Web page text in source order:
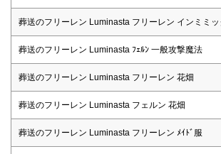
葬送のフリーレン Luminasta フリーレン インミミッ
葬送のフリーレン Luminasta ﾌｪﾙﾝ 一般攻撃魔法
葬送のフリーレン Luminasta フリーレン 花畑
葬送のフリーレン Luminasta フェルン 花畑
葬送のフリーレン Luminasta フリーレン ﾒｲﾄﾞ服